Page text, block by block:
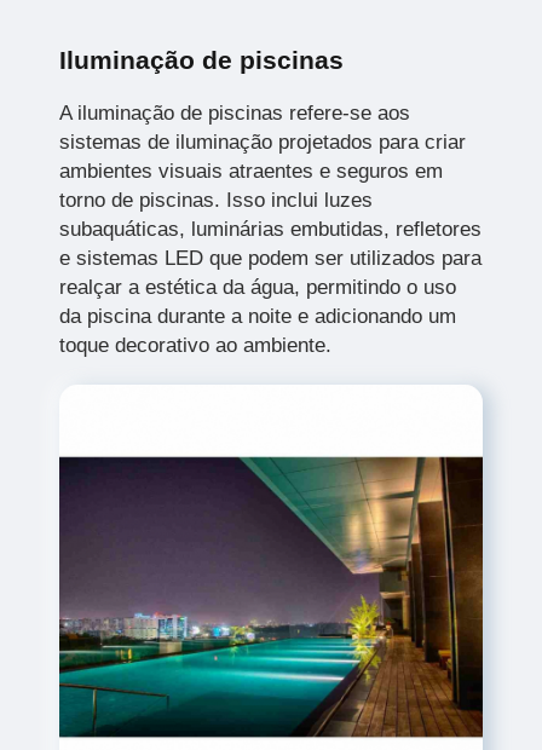
Iluminação de piscinas
A iluminação de piscinas refere-se aos
sistemas de iluminação projetados para criar
ambientes visuais atraentes e seguros em
torno de piscinas. Isso inclui luzes
subaquáticas, luminárias embutidas, refletores
e sistemas LED que podem ser utilizados para
realçar a estética da água, permitindo o uso
da piscina durante a noite e adicionando um
toque decorativo ao ambiente.